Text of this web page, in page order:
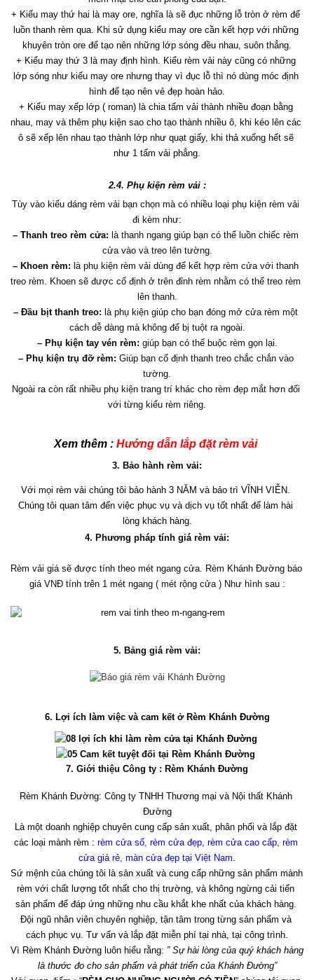
+ Kiểu may thứ hai là may ore, nghĩa là sẽ đục những lỗ tròn ở rèm để
luồn thanh rèm qua. Khi sử dụng kiểu may ore cần kết hợp với những
khuyên tròn ore để tạo nên những lớp sóng đều nhau, suôn thẳng.
+ Kiểu may thứ 3 là may định hình. Kiểu rèm vải này cũng có những
lớp sóng như kiểu may ore nhưng thay vì đục lỗ thì nó dùng móc định
hình để tạo nên vẻ đẹp hoàn hảo.
+ Kiểu may xếp lớp ( roman) là chia tấm vải thành nhiều đoạn bằng
nhau, may và thêm phụ kiện sao cho tạo thành nhiều ô, khi kéo lên các
ô sẽ xếp lên nhau tạo thành lớp như quạt giấy, khi thả xuống hết sẽ
như 1 tấm vải phẳng.
2.4. Phụ kiện rèm vải :
Tùy vào kiểu dáng rèm vải bạn chọn mà có nhiều loại phụ kiện rèm vải
đi kèm như:
– Thanh treo rèm cửa: là thanh ngang giúp bạn có thể luồn chiếc rèm
cửa vào và treo lên tường.
– Khoen rèm: là phụ kiện rèm vải dùng để kết hợp rèm cửa với thanh
treo rèm. Khoen sẽ được cố định ở trên đỉnh rèm nhằm có thể treo rèm
lên thanh.
– Đầu bịt thanh treo: là phụ kiện giúp cho bạn đóng mở cửa rèm một
cách dễ dàng mà không để bị tuột ra ngoài.
– Phụ kiện tay vén rèm: giúp bạn có thể buộc rèm gọn lại.
– Phụ kiện trụ đỡ rèm: Giúp bạn cố định thanh treo chắc chắn vào
tường.
Ngoài ra còn rất nhiều phụ kiện trang trí khác cho rèm đẹp mắt hơn đối
với từng kiểu rèm riêng.
Xem thêm : Hướng dẫn lắp đặt rèm vải
3. Bảo hành rèm vải:
Với mọi rèm vải chúng tôi bảo hành 3 NĂM và bảo trì VĨNH VIỄN.
Chúng tôi quan tâm đến việc phục vụ và dịch vụ tốt nhất để làm hài
lòng khách hàng.
4. Phương pháp tính giá rèm vải:
Rèm vải giá sẽ được tính theo mét ngang cửa. Rèm Khánh Đường báo
giá VNĐ tính trên 1 mét ngang ( mét rộng cửa ) Như hình sau :
5. Bảng giá rèm vải:
6. Lợi ích làm việc và cam kết ở Rèm Khánh Đường
7. Giới thiệu Công ty : Rèm Khánh Đường
Rèm Khánh Đường: Công ty TNHH Thương mại và Nội thất Khánh
Đường
Là một doanh nghiệp chuyên cung cấp sản xuất, phân phối và lắp đặt
các loại mành rèm : rèm cửa sổ, rèm cửa đẹp, rèm cửa cao cấp, rèm
cửa giá rẻ, màn cửa đẹp tại Việt Nam.
Sứ mệnh của chúng tôi là sản xuất và cung cấp những sản phẩm mành
rèm với chất lượng tốt nhất cho thị trường, và không ngừng cải tiến
sản phẩm để đáp ứng những nhu cầu khắt khe nhất của khách hàng.
Đội ngũ nhân viên chuyên nghiệp, tận tâm trong từng sản phẩm và
cách phục vụ. Tư vấn và lắp đặt miễn phí tại nhà, tại công trình.
Vì Rèm Khánh Đường luôn hiểu rằng: ” Sự hài lòng của quý khách hàng
là thước đo cho sản phẩm và phát triển của Khánh Đường”